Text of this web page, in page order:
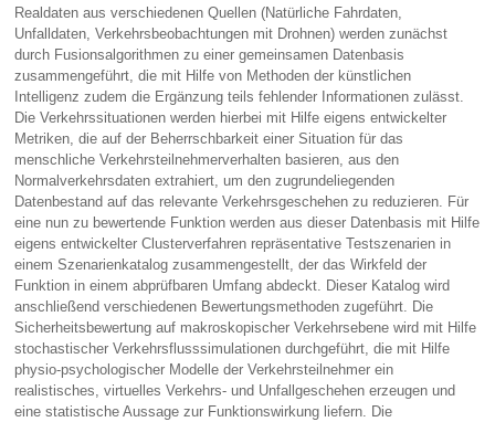
Realdaten aus verschiedenen Quellen (Natürliche Fahrdaten,
Unfalldaten, Verkehrsbeobachtungen mit Drohnen) werden zunächst
durch Fusionsalgorithmen zu einer gemeinsamen Datenbasis
zusammengeführt, die mit Hilfe von Methoden der künstlichen
Intelligenz zudem die Ergänzung teils fehlender Informationen zulässt.
Die Verkehrssituationen werden hierbei mit Hilfe eigens entwickelter
Metriken, die auf der Beherrschbarkeit einer Situation für das
menschliche Verkehrsteilnehmerverhalten basieren, aus den
Normalverkehrsdaten extrahiert, um den zugrundeliegenden
Datenbestand auf das relevante Verkehrsgeschehen zu reduzieren. Für
eine nun zu bewertende Funktion werden aus dieser Datenbasis mit Hilfe
eigens entwickelter Clusterverfahren repräsentative Testszenarien in
einem Szenarienkatalog zusammengestellt, der das Wirkfeld der
Funktion in einem abprüfbaren Umfang abdeckt. Dieser Katalog wird
anschließend verschiedenen Bewertungsmethoden zugeführt. Die
Sicherheitsbewertung auf makroskopischer Verkehrsebene wird mit Hilfe
stochastischer Verkehrsflusssimulationen durchgeführt, die mit Hilfe
physio-psychologischer Modelle der Verkehrsteilnehmer ein
realistisches, virtuelles Verkehrs- und Unfallgeschehen erzeugen und
eine statistische Aussage zur Funktionswirkung liefern. Die